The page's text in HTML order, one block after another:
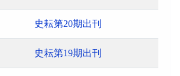
史耘第20期出刊
史耘第19期出刊